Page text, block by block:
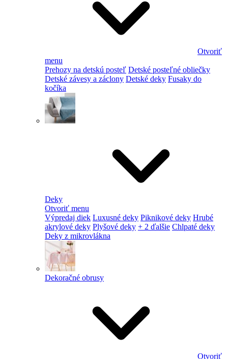
Otvoriť
menu
Prehozy na detskú posteľ Detské posteľné obliečky
Detské závesy a záclony Detské deky Fusaky do
kočíka
Deky
Otvoriť menu
Výpredaj diek Luxusné deky Piknikové deky Hrubé
akrylové deky Plyšové deky + 2 ďalšie Chlpaté deky
Deky z mikrovlákna
Dekoračné obrusy
Otvoriť